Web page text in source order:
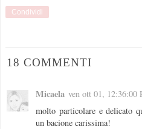
Condividi
18 COMMENTI
Micaela ven ott 01, 12:36:00
molto particolare e delicato
un bacione carissima!